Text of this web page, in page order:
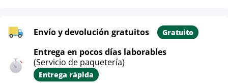
Envío y devolución gratuitos Gratuito
Entrega en pocos días laborables
(Servicio de paquetería)
Entrega rápida